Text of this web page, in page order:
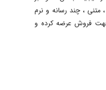
متنی ، چند رسانه و نرم
جهت فروش عرضه کرده و